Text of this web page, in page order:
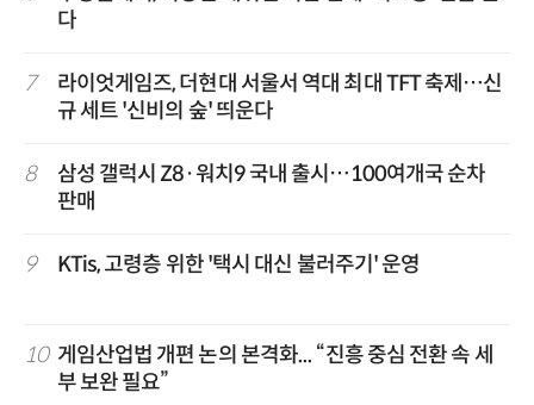
다
7
라이엇게임즈, 더현대 서울서 역대 최대 TFT 축제…신
규 세트 '신비의 숲' 띄운다
8
삼성 갤럭시 Z8·워치9 국내 출시…100여개국 순차
판매
9 KTis, 고령층 위한 '택시 대신 불러주기' 운영
10 게임산업법 개편 논의 본격화... “진흥 중심 전환 속 세
부 보완 필요”